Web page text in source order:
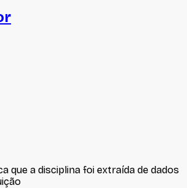
que a disciplina foi extraída de dados